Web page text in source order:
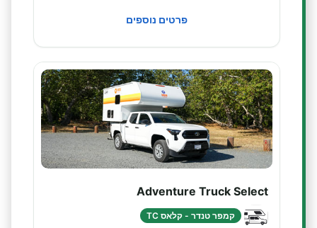
פרטים נוספים
Adventure Truck Select
קמפר טנדר - קלאס TC